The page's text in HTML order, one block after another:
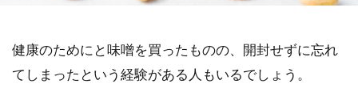
健康のためにと味噌を買ったものの、開封せずに忘れ
てしまったという経験がある人もいるでしょう。